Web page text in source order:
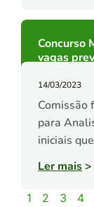
Concurso
vagas
14/03/2023
Comissão
para
iniciais
Ler mais>
1 2 3 4